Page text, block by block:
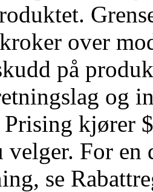
over
på
og
kjører
velger. For
se